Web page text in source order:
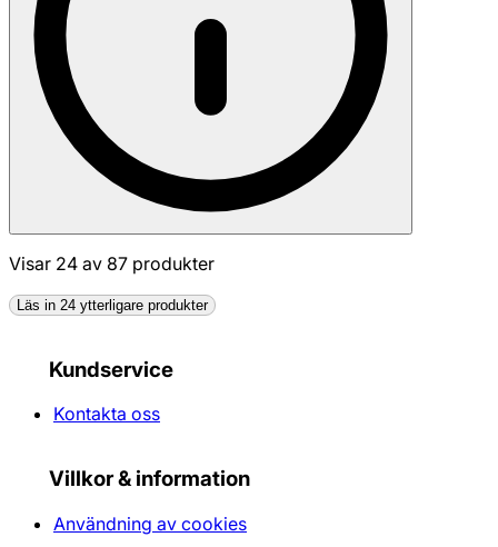
Visar 24 av 87 produkter
Läs in 24 ytterligare produkter
Kundservice
Kontakta oss
Villkor & information
Användning av cookies